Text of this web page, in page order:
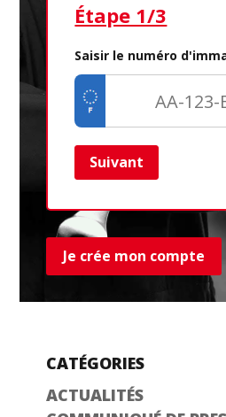
Étape 1/3
Saisir le numéro
Suivant
Je crée mon compte
CATÉGORIES
ACTUALITÉS